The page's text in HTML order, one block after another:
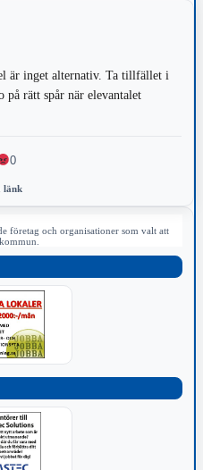
är inget alternativ. Ta tillfället i
rätt spår när elevantalet
0
länk
företag och organisationer som valt att